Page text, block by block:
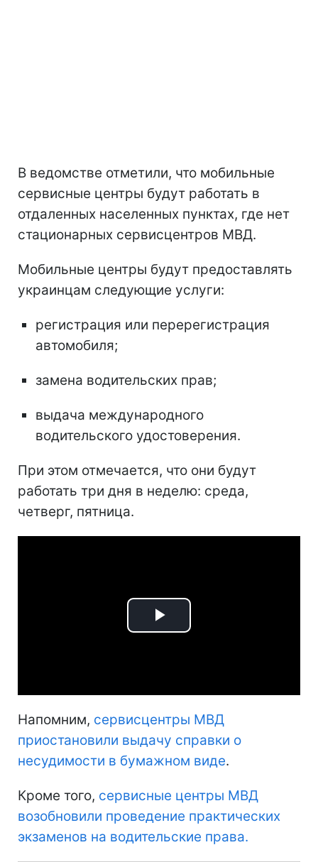
В ведомстве отметили, что мобильные
сервисные центры будут работать в
отдаленных населенных пунктах, где нет
стационарных сервисцентров МВД.
Мобильные центры будут предоставлять
украинцам следующие услуги:
регистрация или перерегистрация
автомобиля;
замена водительских прав;
выдача международного
водительского удостоверения.
При этом отмечается, что они будут
работать три дня в неделю: среда,
четверг, пятница.
Play
Напомним, сервисцентры МВД
приостановили выдачу справки о
несудимости в бумажном виде.
Кроме того, сервисные центры МВД
возобновили проведение практических
экзаменов на водительские права.